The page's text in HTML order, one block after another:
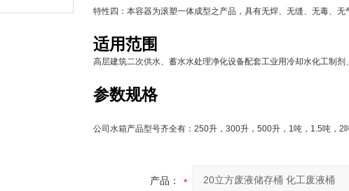
特性四：本容器为滚塑一体成型之产品，具有无焊、无缝、无毒、无
适用范围
高层建筑二次供水、蓄水水处理净化设备配套工业用冷却水化工制
参数规格
公司水箱产品型号齐全有： 250升， 300升， 500升， 1吨， 1.5吨， 2
产品：